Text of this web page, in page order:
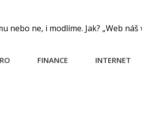
ne, i modlíme. Jak? „Web náš
FINANCE INTERNET